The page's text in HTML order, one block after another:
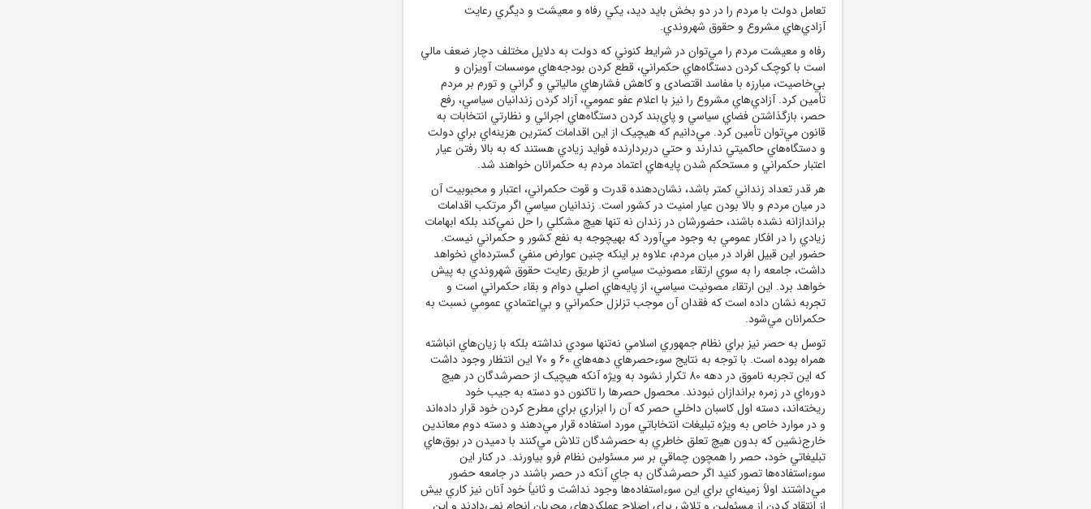
تعامل دولت با مردم را در دو بخش بايد ديد، يکي رفاه و معيشت و ديگري رعايت
آزادي‌هاي مشروع و حقوق شهروندي.
رفاه و معيشت مردم را مي‌توان در شرايط کنوني که دولت به دلايل مختلف دچار ضعف مالي
است با کوچک کردن دستگاه‌هاي حکمراني، قطع کردن بودجه‌هاي موسسات آويزان و
بي‌خاصيت، مبارزه با مفاسد اقتصادی و کاهش فشارهاي مالياتي و گراني و تورم بر مردم
تأمين کرد. آزادي‌هاي مشروع را نيز با اعلام عفو عمومي، آزاد کردن زندانيان سياسي، رفع
حصر، بازگذاشتن فضاي سياسي و پاي‌بند کردن دستگاه‌هاي اجرائي و نظارتي انتخابات به
قانون مي‌توان تأمين کرد. مي‌دانيم که هيچيک از اين اقدامات کمترين هزينه‌اي براي دولت
و دستگاه‌هاي حاکميتي ندارند و حتي دربردارنده فوايد زيادي هستند که به بالا رفتن عيار
اعتبار حکمراني و مستحکم شدن پايه‌هاي اعتماد مردم به حکمرانان خواهند شد.
هر قدر تعداد زنداني کمتر باشد، نشان‌دهنده قدرت و قوت حکمراني، اعتبار و محبوبيت آن
در ميان مردم و بالا بودن عيار امنيت در کشور است. زندانيان سياسي اگر مرتکب اقدامات
براندازانه نشده باشند، حضورشان در زندان نه تنها هيچ مشکلي را حل نمي‌کند بلکه ابهامات
زيادي را در افکار عمومي به وجود مي‌آورد که بهيچوجه به نفع کشور و حکمراني نيست.
حضور اين قبيل افراد در ميان مردم، علاوه بر اينکه چنين عوارض منفي گسترده‌اي نخواهد
داشت، جامعه را به سوي ارتقاء مصونيت سياسي از طريق رعايت حقوق شهروندي به پيش
خواهد برد. اين ارتقاء مصونيت سياسي، از پايه‌هاي اصلي دوام و بقاء حکمراني است و
تجربه نشان داده است که فقدان آن موجب تزلزل حکمراني و بي‌اعتمادي عمومي نسبت به
حکمرانان مي‌شود.
توسل به حصر نيز براي نظام جمهوري اسلامي نه‌تنها سودي نداشته بلکه با زيان‌هاي انباشته
همراه بوده است. با توجه به نتايج سوء‌حصرهاي دهه‌هاي 60 و 70 اين انتظار وجود داشت
که اين تجربه ناموق در دهه 80 تکرار نشود به ويژه آنکه هيچيک از حصرشدگان در هيچ
دوره‌اي در زمره براندازان نبودند. محصول حصرها را تاکنون دو دسته به جيب خود
ريخته‌اند، دسته اول کاسبان داخلي حصر که آن را ابزاري براي مطرح کردن خود قرار داده‌اند
و در موارد خاص به ويژه تبليغات انتخاباتي مورد استفاده قرار مي‌دهند و دسته دوم معاندين
خارج‌نشين که بدون هيچ تعلق خاطري به حصرشدگان تلاش مي‌کنند با دميدن در بوق‌هاي
تبليغاتي خود، حصر را همچون چماقي بر سر مسئولين نظام فرو بياورند. در کنار اين
سوء‌استفاده‌ها تصور کنيد اگر حصرشدگان به جاي آنکه در حصر باشند در جامعه حضور
مي‌داشتند اولاً زمينه‌اي براي اين سوء‌استفاده‌ها وجود نداشت و ثانياً خود آنان نيز کاري بيش